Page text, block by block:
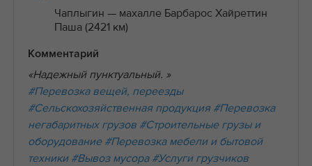
Чаплыгин — махалле Барбарос Хайреттин
Паша (2421 км)
Комментарий
«Надежный пунктуальный. »
#Перевозка вещей, переезды
#Сельскохозяйственная продукция #Перевозка
негабаритных грузов #Строительные грузы и
оборудование #Перевозка мебели и бытовой
техники #Вывоз мусора #Услуги грузчиков